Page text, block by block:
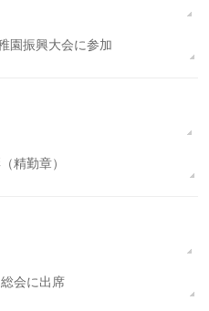
園振興大会に参加
精勤章）
会に出席